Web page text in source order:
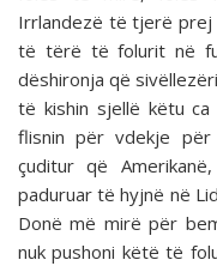
Irrlandezë të tjerë
të tërë të folurit në
dëshironja që
të kishin sjellë këtu
flisnin për vdekje
çuditur që
paduruar të hyjnë në
Donë më mirë për
nuk pushoni këtë të